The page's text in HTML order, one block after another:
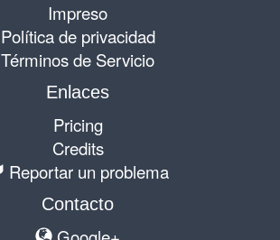
Impreso
Política de privacidad
Términos de Servicio
Enlaces
Pricing
Credits
Reportar un problema
Contacto